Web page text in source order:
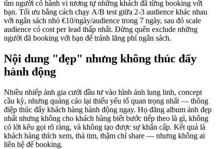
tìm người có hành vi tương tự những khách đã từng booking với
bạn. Tối ưu bằng cách chạy A/B test giữa 2-3 audience khác nhau
với ngân sách nhỏ €10/ngày/audience trong 7 ngày, sau đó scale
audience có cost per lead thấp nhất. Đừng quên exclude những
người đã booking với bạn để tránh lãng phí ngân sách.
Nội dung "đẹp" nhưng không thúc đẩy
hành động
Nhiều nhiếp ảnh gia cưới đầu tư vào hình ảnh lung linh, concept
cầu kỳ, nhưng quảng cáo lại thiếu yếu tố quan trọng nhất — thông
điệp thúc đẩy khách hàng hành động ngay. Họ đăng album ảnh đẹp
nhất nhưng không cho khách hàng biết bước tiếp theo là gì, không
có lời kêu gọi rõ ràng, và không tạo được sự khẩn cấp. Kết quả là
khách hàng thích xem, thả tim, thậm chí share — nhưng không ai
liên hệ để booking.